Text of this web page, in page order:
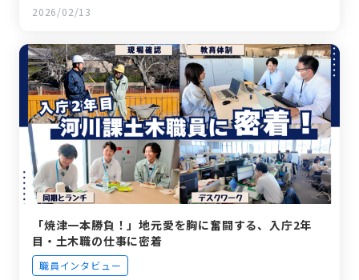
2026/02/13
「焼津一本勝負！」地元愛を胸に奮闘する、入庁2年
目・土木職の仕事に密着
職員インタビュー